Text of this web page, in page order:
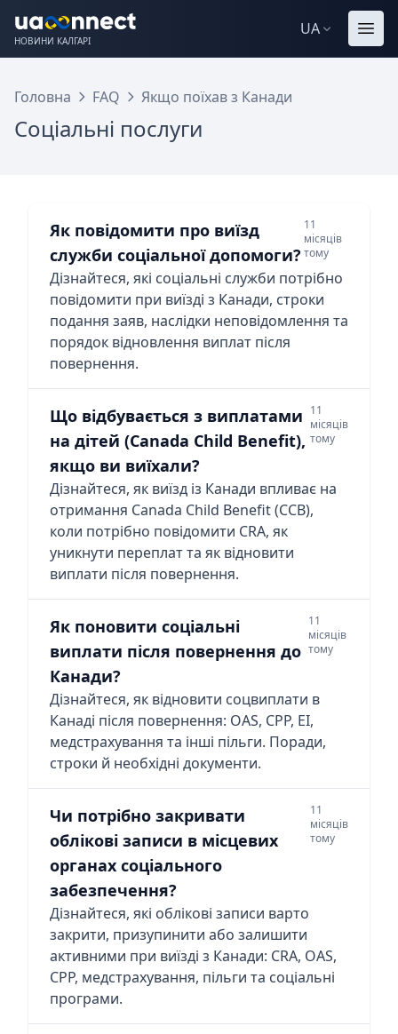
НОВИНИ КАЛГАРІ
UA
Головна FAQ Якщо поїхав з Канади
Соціальні послуги
Як повідомити про виїзд
служби соціальної допомоги?
11
місяців
тому
Дізнайтеся, які соціальні служби потрібно
повідомити при виїзді з Канади, строки
подання заяв, наслідки неповідомлення та
порядок відновлення виплат після
повернення.
Що відбувається з виплатами
на дітей (Canada Child Benefit),
якщо ви виїхали?
11
місяців
тому
Дізнайтеся, як виїзд із Канади впливає на
отримання Canada Child Benefit (CCB),
коли потрібно повідомити CRA, як
уникнути переплат та як відновити
виплати після повернення.
Як поновити соціальні
виплати після повернення до
Канади?
11
місяців
тому
Дізнайтеся, як відновити соцвиплати в
Канаді після повернення: OAS, CPP, EI,
медстрахування та інші пільги. Поради,
строки й необхідні документи.
Чи потрібно закривати
облікові записи в місцевих
органах соціального
забезпечення?
11
місяців
тому
Дізнайтеся, які облікові записи варто
закрити, призупинити або залишити
активними при виїзді з Канади: CRA, OAS,
CPP, медстрахування, пільги та соціальні
програми.